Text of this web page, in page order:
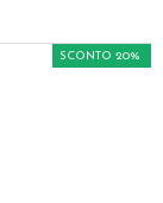
SCONTO 20%